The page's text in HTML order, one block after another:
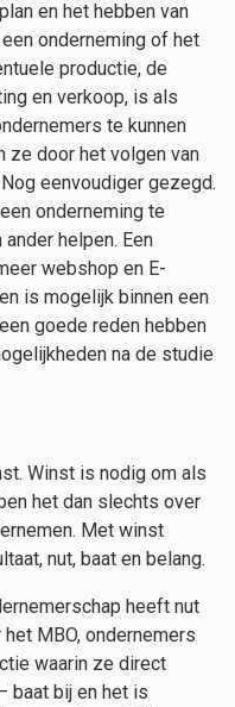
en het hebben van
onderneming of het
productie, de
en verkoop, is als
te kunnen
ze door het volgen van
eenvoudiger gezegd.
onderneming te
helpen. Een
webshop en E-
is mogelijk binnen een
goede reden hebben
na de studie
Winst is nodig om als
het dan slechts over
Met winst
nut, baat en belang.
heeft nut
MBO, ondernemers
waarin ze direct
baat bij en het is